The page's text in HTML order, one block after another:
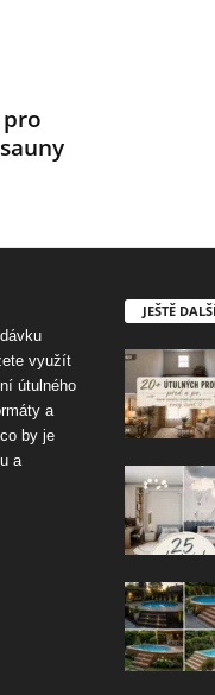
pro
využít
útulného
a
by je
a
JEŠTĚ